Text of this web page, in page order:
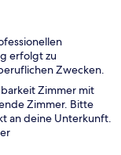
erfolgt zu
Zwecken.
Zimmer mit
Zimmer. Bitte
an deine Unterkunft.